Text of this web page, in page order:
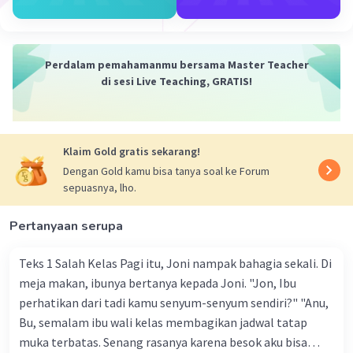
Iklan
24 Januari 2024 06:15
Tentu! Berikut adalah contoh puisi tentang persahabatan
kata tentang persahabatan:
Di setiap langkah kita bersama
Senyummu menyinari hari-hari kelam
Tawa kita mengusir kesedihan
Dalam pelukanmu, aku merasa aman
Takdir membawa kita bersama selamanya
Seperti bintang yang tak pernah pudar
Persahabatan kita tak tergantikan
Dalam suka dan duka, kita bersama
Tak ada jarak yang memisahkan
Perdalam pemahamanmu bersama Master Teacher
di sesi Live Teaching, GRATIS!
Klaim Gold gratis sekarang!
Dengan Gold kamu bisa tanya soal ke Forum
sepuasnya, lho.
Pertanyaan serupa
Teks 1 Salah Kelas Pagi itu, Joni nampak bahagia sekali. Di
meja makan, ibunya bertanya kepada Joni. "Jon, Ibu
perhatikan dari tadi kamu senyum-senyum sendiri?" "Anu,
Bu, semalam ibu wali kelas membagikan jadwal tatap
muka terbatas. Senang rasanya karena besok aku bisa